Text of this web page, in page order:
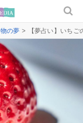
物の夢 > 【夢占い】いちご